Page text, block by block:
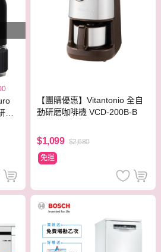
【團購優惠】Vitantonio 全自
動研磨咖啡機 VCD-200B-B
$1,099 $2,680
免運